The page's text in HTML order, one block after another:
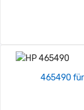
465490